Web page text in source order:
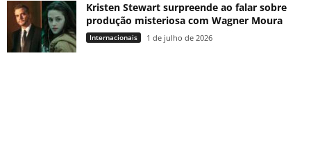
Kristen Stewart surpreende ao falar sobre
produção misteriosa com Wagner Moura
Internacionais 1 de julho de 2026